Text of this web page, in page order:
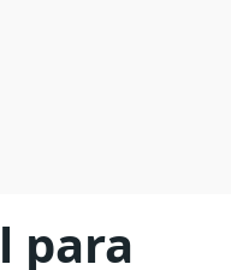
para